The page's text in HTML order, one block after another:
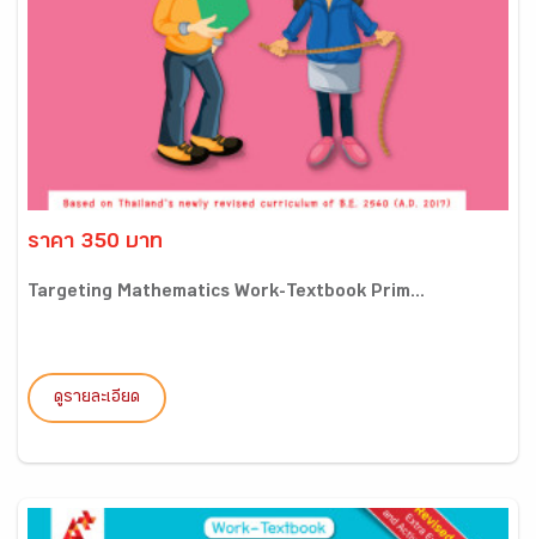
ราคา 350 บาท
Targeting Mathematics Work-Textbook Prim...
ดูรายละเอียด